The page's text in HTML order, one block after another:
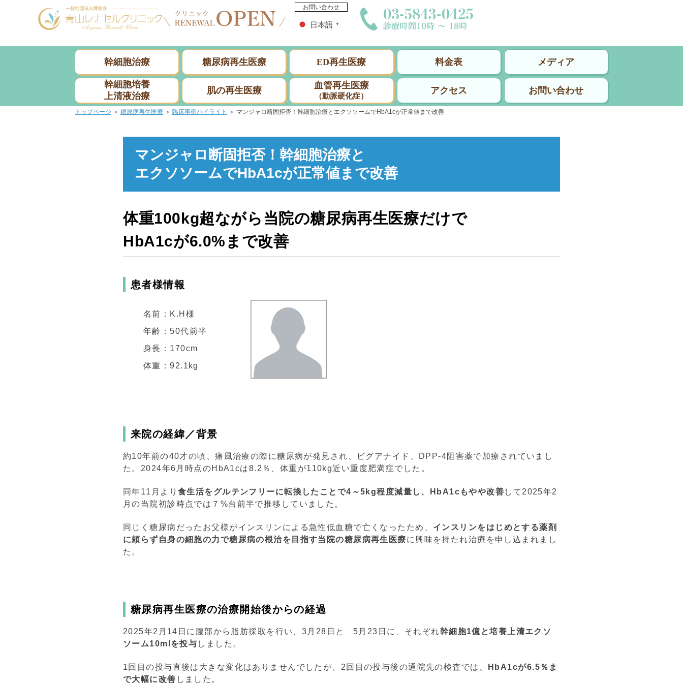
お問い合わせ
日本語 ▼
幹細胞治療 糖尿病再生医療 ED再生医療 料金表 メディア
幹細胞培養
上清液治療
肌の再生医療 血管再生医療
（動脈硬化症）
アクセス お問い合わせ
トップページ ＞ 糖尿病再生医療 ＞ 臨床事例ハイライト ＞ マンジャロ断固拒否！幹細胞治療とエクソソームでHbA1cが正常値まで改善
マンジャロ断固拒否！幹細胞治療と
エクソソームでHbA1cが正常値まで改善
体重100kg超ながら当院の糖尿病再生医療だけで
HbA1cが6.0%まで改善
患者様情報
名前：K.H様
年齢：50代前半
身長：170cm
体重：92.1kg
来院の経緯／背景
約10年前の40才の頃、痛風治療の際に糖尿病が発見され、ビグアナイド、DPP-4阻害薬で加療されていまし
た。2024年6月時点のHbA1cは8.2％、体重が110kg近い重度肥満症でした。
同年11月より食生活をグルテンフリーに転換したことで4～5kg程度減量し、HbA1cもやや改善 して2025年2
月の当院初診時点では７%台前半で推移していました。
同じく糖尿病だったお父様がインスリンによる急性低血糖で亡くなったため、 インスリンをはじめとする薬剤
に頼らず自身の細胞の力で糖尿病の根治を目指す当院の糖尿病再生医療に興味を持たれ治療を申し込まれまし
た。
糖尿病再生医療の治療開始後からの経過
2025年2月14日に腹部から脂肪採取を行い、3月28日と 5月23日に、それぞれ幹細胞1億と培養上清エクソ
ソーム10mlを投与 しました。
1回目の投与直後は大きな変化はありませんでしたが、2回目の投与後の通院先の検査では、
HbA1cが6.5％ま
で大幅に改善 しました。